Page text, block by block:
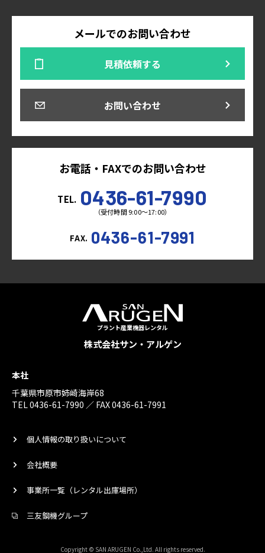
メールでのお問い合わせ
見積依頼する
お問い合わせ
お電話・FAXでのお問い合わせ
TEL. 0436-61-7990
（受付時間 9:00～17:00）
FAX. 0436-61-7991
プラント産業機器レンタル
株式会社サン・アルゲン
本社
千葉県市原市姉崎海岸68
TEL 0436-61-7990 ／ FAX 0436-61-7991
個人情報の取り扱いについて
会社概要
事業所一覧（レンタル出庫場所）
三友鋼機グループ
Copyright © SAN ARUGEN Co.,Ltd. All rights reserved.